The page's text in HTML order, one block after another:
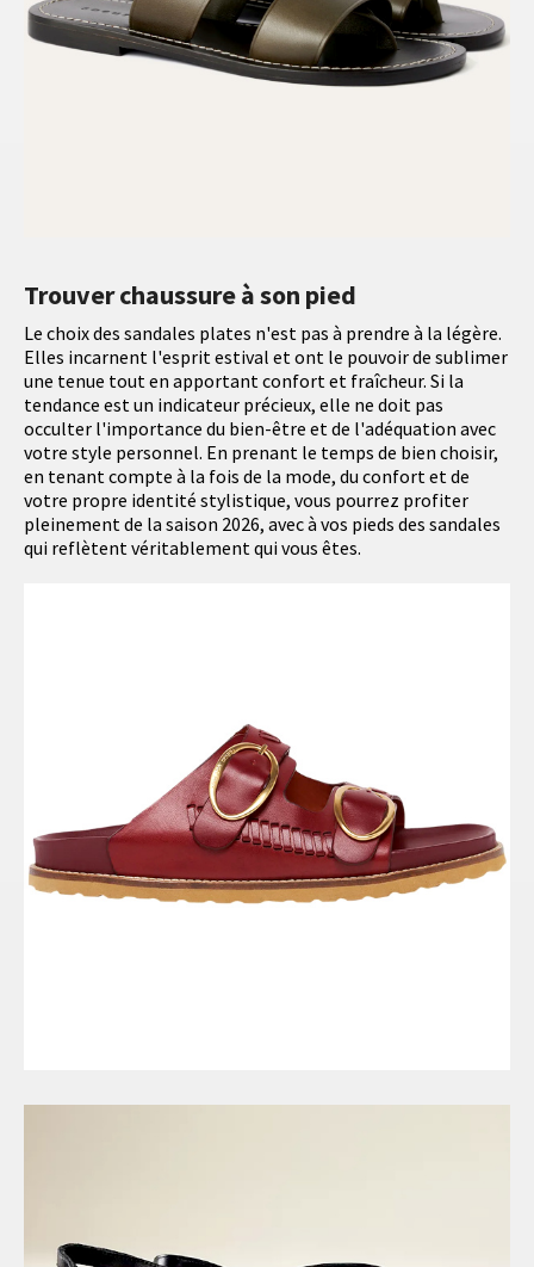
Trouver chaussure à son pied
Le choix des sandales plates n'est pas à prendre à la légère.
Elles incarnent l'esprit estival et ont le pouvoir de sublimer
une tenue tout en apportant confort et fraîcheur. Si la
tendance est un indicateur précieux, elle ne doit pas
occulter l'importance du bien-être et de l'adéquation avec
votre style personnel. En prenant le temps de bien choisir,
en tenant compte à la fois de la mode, du confort et de
votre propre identité stylistique, vous pourrez profiter
pleinement de la saison 2026, avec à vos pieds des sandales
qui reflètent véritablement qui vous êtes.